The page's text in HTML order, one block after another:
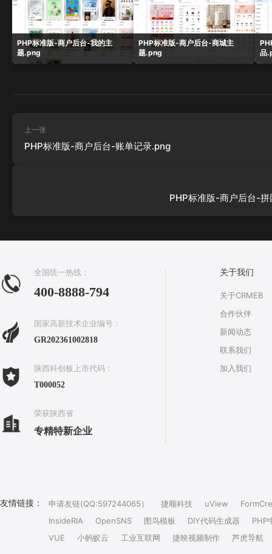
PHP标准版-商户后台-我的主
题.png
PHP标准版-商户后台-商城主
题.png
品
上一张
PHP标准版-商户后台-账单记录.png
PHP标准版-商户后台-
全国统一热线：
400-8888-794
国家高新技术企业编号：
GR202361002818
陕西科创板上市代码：
T000052
荣获陕西省
专精特新企业
关于我们
关于CRMEB
合作伙伴
新闻动态
联系我们
加入我们
友情链接： 申请友链(QQ:597244065） 捷顺科技 uView
InsideRIA
OpenSNS 图鸟模板 DIY代码生成器
PHP
VUE
小蚂蚁云 工业互联网 捷映视频制作 芦虎导航